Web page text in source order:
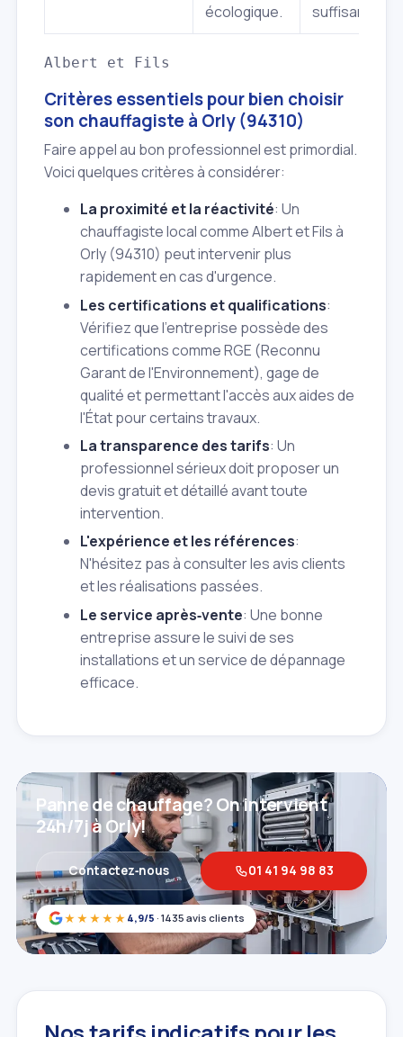
écologique.
suffisant.
Albert et Fils
Critères essentiels pour bien choisir
son chauffagiste à Orly (94310)
Faire appel au bon professionnel est primordial.
Voici quelques critères à considérer:
La proximité et la réactivité: Un
chauffagiste local comme Albert et Fils à
Orly (94310) peut intervenir plus
rapidement en cas d'urgence.
Les certifications et qualifications:
Vérifiez que l'entreprise possède des
certifications comme RGE (Reconnu
Garant de l'Environnement), gage de
qualité et permettant l'accès aux aides de
l'État pour certains travaux.
La transparence des tarifs: Un
professionnel sérieux doit proposer un
devis gratuit et détaillé avant toute
intervention.
L'expérience et les références:
N'hésitez pas à consulter les avis clients
et les réalisations passées.
Le service après‑vente: Une bonne
entreprise assure le suivi de ses
installations et un service de dépannage
efficace.
★★★★★ 4,9/5 · 1435 avis clients
Panne de chauffage? On intervient
24h/7j à Orly!
Contactez‑nous 01 41 94 98 83